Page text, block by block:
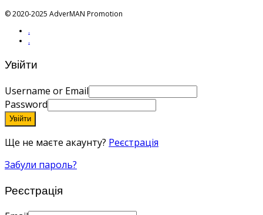
© 2020-2025 AdverMAN Promotion
.
.
Увійти
Username or Email
Password
Увійти
Ще не маєте акаунту? Реєстрація
Забули пароль?
Реєстрація